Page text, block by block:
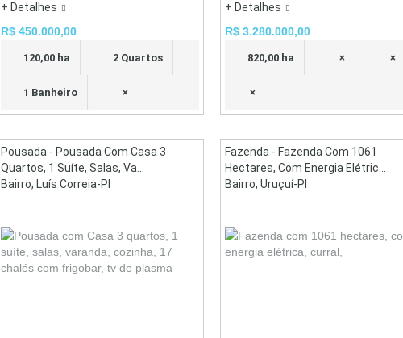
+ Detalhes
R$ 450.000,00
120,00 ha 2 Quartos
1 Banheiro ×
+ Detalhes
R$ 3.280.000,00
820,00 ha × ×
×
Pousada - Pousada Com Casa 3
Quartos, 1 Suíte, Salas, Va...
Bairro, Luís Correia-PI
Fazenda - Fazenda Com 1061
Hectares, Com Energia Elétric...
Bairro, Uruçuí-PI